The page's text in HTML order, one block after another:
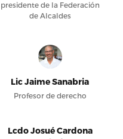
presidente de la Federación
de Alcaldes
Lic Jaime Sanabria
Profesor de derecho
Lcdo Josué Cardona